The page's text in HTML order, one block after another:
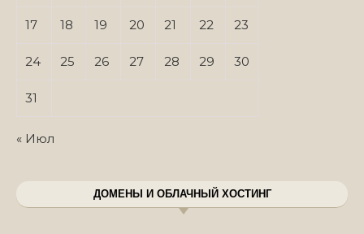
17 18 19 20 21 22 23
24 25 26 27 28 29 30
31
« Июл
ДОМЕНЫ И ОБЛАЧНЫЙ ХОСТИНГ